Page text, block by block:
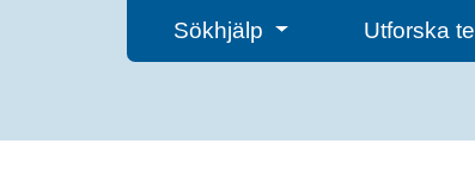
Sökhjälp Utforska